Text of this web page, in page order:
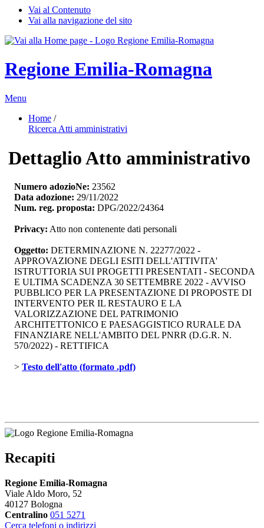
Vai al Contenuto
Vai alla navigazione del sito
Regione Emilia-Romagna
Menu
Home /
Ricerca Atti amministrativi
Dettaglio Atto amministrativo
Numero adozioNe: 23562
Data adozione: 29/11/2022
Num. reg. proposta: DPG/2022/24364
Privacy: Atto non contenente dati personali
Oggetto: DETERMINAZIONE N. 22277/2022 -
APPROVAZIONE DEGLI ESITI DELL'ATTIVITA'
ISTRUTTORIA SUI PROGETTI PRESENTATI - SECONDA
E ULTIMA SCADENZA 30 SETTEMBRE 2022 - AVVISO
PUBBLICO PER LA PRESENTAZIONE DI PROPOSTE DI
INTERVENTO PER IL RESTAURO E LA
VALORIZZAZIONE DEL PATRIMONIO
ARCHITETTONICO E PAESAGGISTICO RURALE DA
FINANZIARE NELL'AMBITO DEL PNRR (D.G.R. N.
570/2022) - RETTIFICA
> Testo dell'atto (formato .pdf)
Recapiti
Regione Emilia-Romagna
Viale Aldo Moro, 52
40127 Bologna
Centralino 051 5271
Cerca telefoni o indirizzi